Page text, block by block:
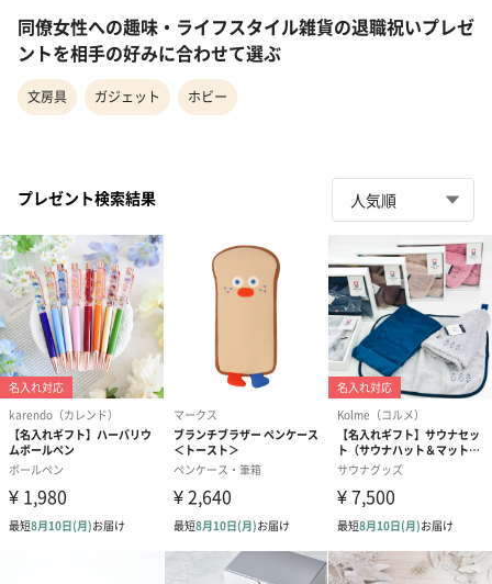
同僚女性への趣味・ライフスタイル雑貨の退職祝いプレゼ
ントを相手の好みに合わせて選ぶ
文房具 ガジェット ホビー
プレゼント検索結果